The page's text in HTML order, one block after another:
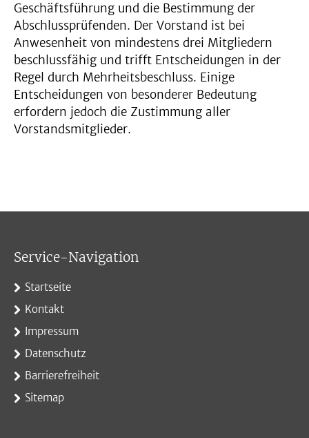
Geschäftsführung und die Bestimmung der
Abschlussprüfenden. Der Vorstand ist bei
Anwesenheit von mindestens drei Mitgliedern
beschlussfähig und trifft Entscheidungen in der
Regel durch Mehrheitsbeschluss. Einige
Entscheidungen von besonderer Bedeutung
erfordern jedoch die Zustimmung aller
Vorstandsmitglieder.
Service-Navigation
Startseite
Kontakt
Impressum
Datenschutz
Barrierefreiheit
Sitemap